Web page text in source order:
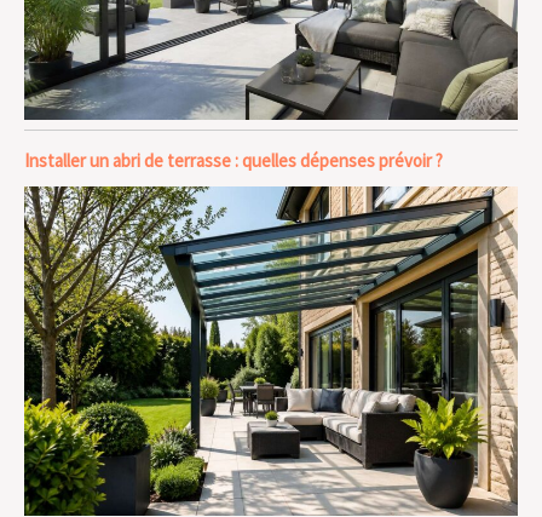
Installer un abri de terrasse : quelles dépenses prévoir ?